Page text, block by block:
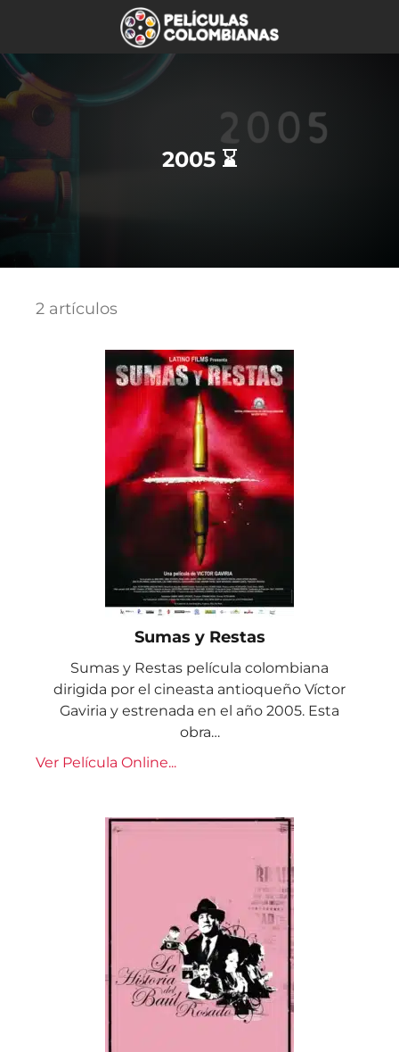
2005 ⌛
2 artículos
Sumas y Restas
Sumas y Restas película colombiana
dirigida por el cineasta antioqueño Víctor
Gaviria y estrenada en el año 2005. Esta
obra…
Ver Película Online...